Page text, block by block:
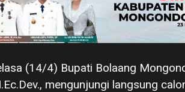
(14/4) Bupati Bolaang
mengunjungi langsung